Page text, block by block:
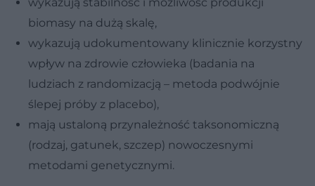
biomasy na dużą skalę,
wykazują udokumentowany klinicznie korzystny
wpływ na zdrowie człowieka (badania na
ludziach z randomizacją – metoda podwójnie
ślepej próby z placebo),
mają ustaloną przynależność taksonomiczną
(rodzaj, gatunek, szczep) nowoczesnymi
metodami genetycznymi.